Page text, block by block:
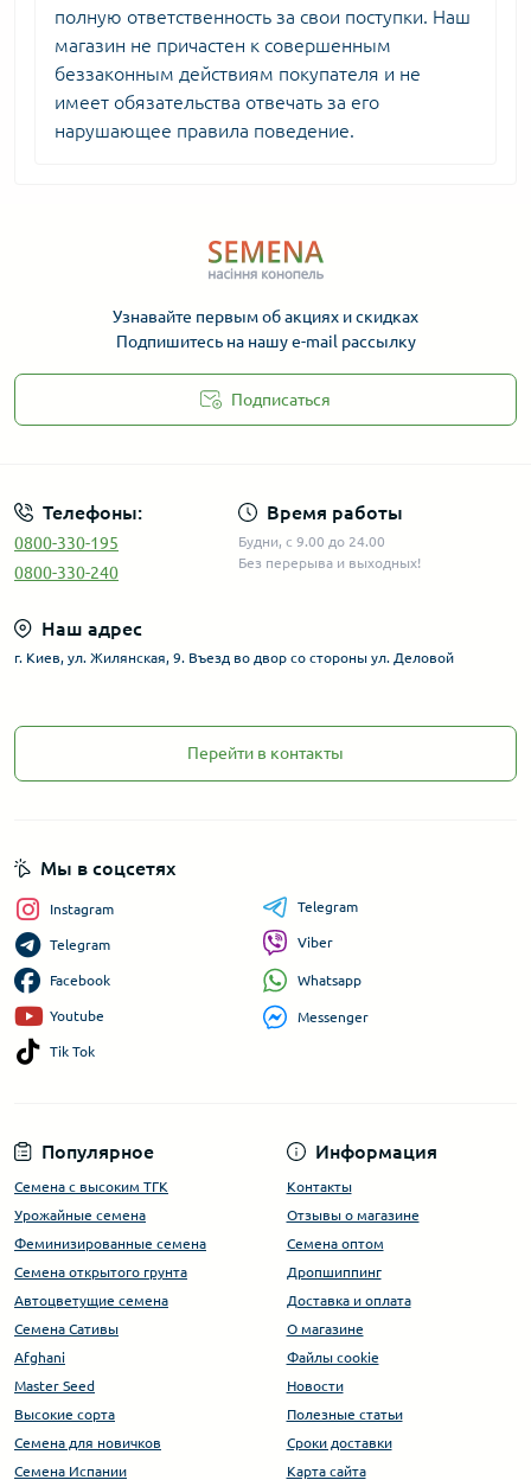
полную ответственность за свои поступки. Наш
магазин не причастен к совершенным
беззаконным действиям покупателя и не
имеет обязательства отвечать за его
нарушающее правила поведение.
Узнавайте первым об акциях и скидках
Подпишитесь на нашу e-mail рассылку
Подписаться
Телефоны:
0800-330-195
0800-330-240
Время работы
Будни, с 9.00 до 24.00
Без перерыва и выходных!
Наш адрес
г. Киев, ул. Жилянская, 9. Въезд во двор со стороны ул. Деловой
Перейти в контакты
Популярное
Семена с высоким ТГК
Урожайные семена
Феминизированные семена
Семена открытого грунта
Автоцветущие семена
Семена Сативы
Afghani
Master Seed
Высокие сорта
Cемена для новичков
Семена Испании
Информация
Контакты
Отзывы о магазине
Семена оптом
Дропшиппинг
Доставка и оплата
О магазине
Файлы cookie
Новости
Полезные статьи
Сроки доставки
Карта сайта
Мы в соцсетях
Instagram
Telegram
Facebook
Youtube
Tik Tok
Telegram
Viber
Whatsapp
Messenger